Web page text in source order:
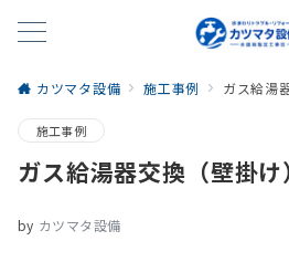
カツマタ設備 施工事例 ガス給湯
施工事例
ガス給湯器交換（壁掛け
by カツマタ設備